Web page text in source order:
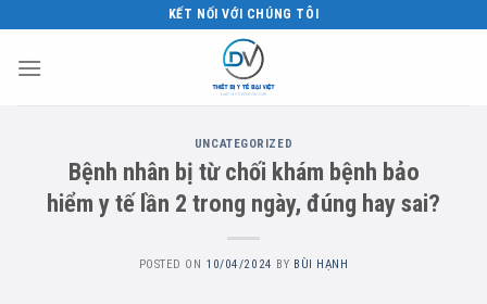
content
KẾT NỐI VỚI CHÚNG TÔI
UNCATEGORIZED
Bệnh nhân bị từ chối khám bệnh bảo
hiểm y tế lần 2 trong ngày, đúng hay sai?
POSTED ON 10/04/2024 BY BÙI HẠNH